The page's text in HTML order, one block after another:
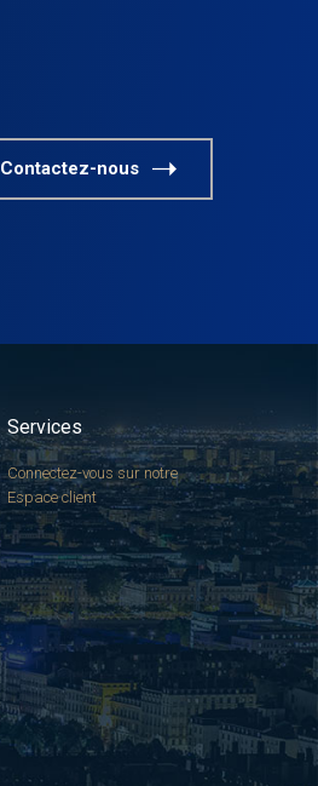
Contactez-nous
Services
Connectez-vous sur notre
Espace client